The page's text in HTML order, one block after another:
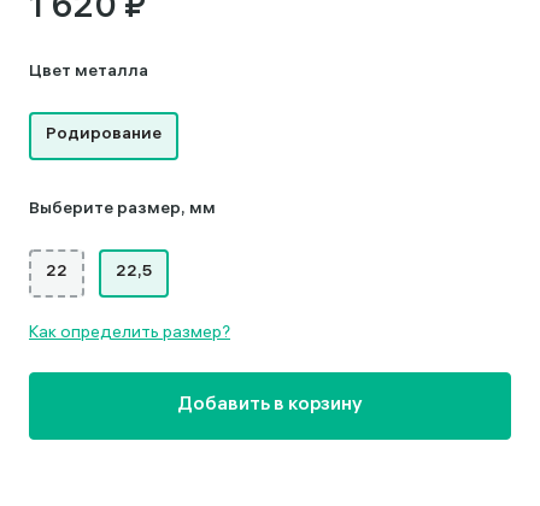
1 620 ₽
Цвет металла
Родирование
Выберите размер, мм
22 22,5
Как определить размер?
Добавить в корзину